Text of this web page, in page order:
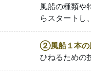
風船の種類や
らスタートし
②風船１本の
ひねるための